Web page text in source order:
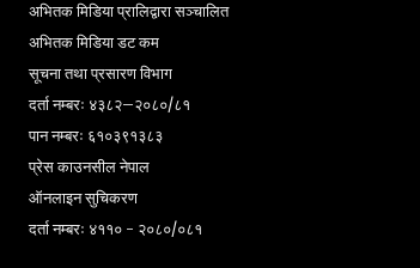
अभितक मिडिया प्रालिद्वारा सञ्चालित
अभितक मिडिया डट कम
सूचना तथा प्रसारण विभाग
दर्ता नम्बरः ४३८२–२०८०/८१
पान नम्बरः ६१०३९१३८३
प्रेस काउनसील नेपाल
ऑनलाइन सुचिकरण
दर्ता नम्बरः ४११० - २०८०/०८१